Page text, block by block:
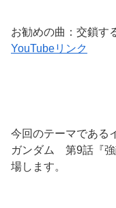
お勧めの曲：交鎖す
YouTubeリンク
今回のテーマである
ガンダム 第9話『強
場します。